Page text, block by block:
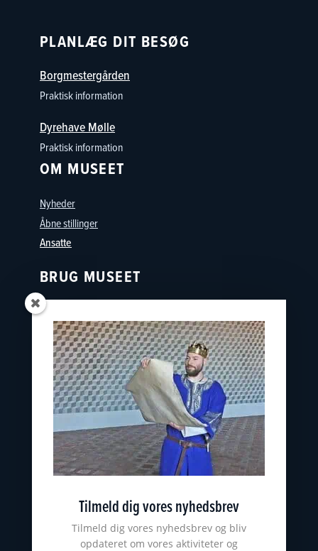
PLANLÆG DIT BESØG
Borgmestergården
Praktisk information
Dyrehave Mølle
Praktisk information
OM MUSEET
Nyheder
Åbne stillinger
Ansatte
BRUG MUSEET
Oplevelser
Skoler
Østfyns Museer
Nyborg Museumsforening
KONTAKT
nyborgslot@ostfynsmuseer.dk
+45 65 31 02 07
Slotsgade 34
CVR: 18101513
ØSTFYNS MUSEER
Tilmeld dig vores nyhedsbrev
Tilmeld dig vores nyhedsbrev og bliv
opdateret om vores aktiviteter og